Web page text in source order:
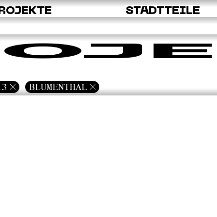
STADTTEILE
BLUMENTHAL